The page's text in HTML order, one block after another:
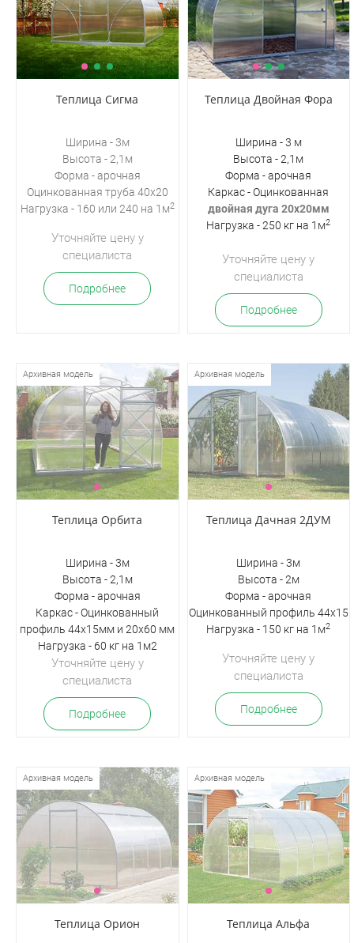
Теплица Сигма
Ширина - 3м
Высота - 2,1м
Форма - арочная
Оцинкованная труба 40х20
Нагрузка - 160 или 240 на 1м2
Уточняйте цену у
специалиста
Подробнее
Теплица Двойная Фора
Ширина - 3 м
Высота - 2,1м
Форма - арочная
Каркас - Оцинкованная
двойная дуга 20х20мм
Нагрузка - 250 кг на 1м2
Уточняйте цену у
специалиста
Подробнее
Архивная модель
Теплица Орбита
Ширина - 3м
Высота - 2,1м
Форма - арочная
Каркас - Оцинкованный
профиль 44х15мм и 20х60 мм
Нагрузка - 60 кг на 1м2
Уточняйте цену у
специалиста
Подробнее
Архивная модель
Теплица Дачная 2ДУМ
Ширина - 3м
Высота - 2м
Форма - арочная
Оцинкованный профиль 44х15
Нагрузка - 150 кг на 1м2
Уточняйте цену у
специалиста
Подробнее
Архивная модель
Теплица Орион
Архивная модель
Теплица Альфа